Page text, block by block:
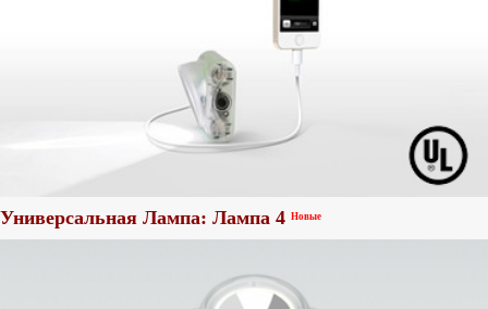
Универсальная Лампа: Лампа 4 Новые